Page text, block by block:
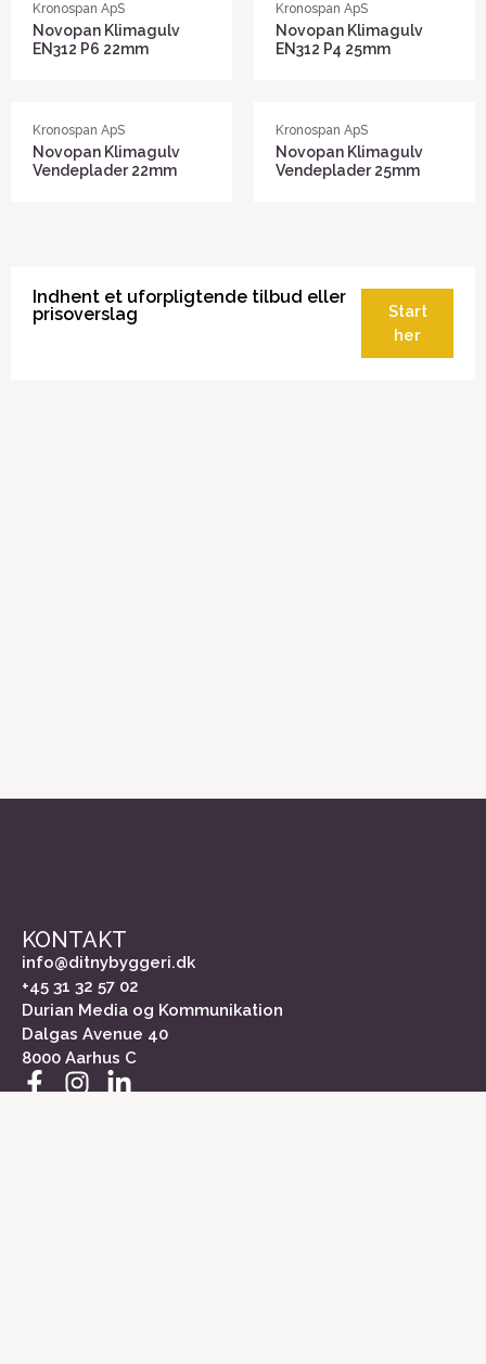
Kronospan ApS
Novopan Klimagulv
EN312 P6 22mm
Kronospan ApS
Novopan Klimagulv
EN312 P4 25mm
Kronospan ApS
Novopan Klimagulv
Vendeplader 22mm
Kronospan ApS
Novopan Klimagulv
Vendeplader 25mm
Indhent et uforpligtende tilbud eller
prisoverslag
Start
her
KONTAKT
info@ditnybyggeri.dk
+45 31 32 57 02
Durian Media og Kommunikation
Dalgas Avenue 40
8000 Aarhus C